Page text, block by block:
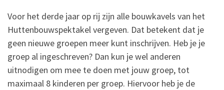
Voor het derde jaar op rij zijn alle bouwkavels van het
Huttenbouwspektakel vergeven. Dat betekent dat je
geen nieuwe groepen meer kunt inschrijven. Heb je je
groep al ingeschreven? Dan kun je wel anderen
uitnodigen om mee te doen met jouw groep, tot
maximaal 8 kinderen per groep. Hiervoor heb je de